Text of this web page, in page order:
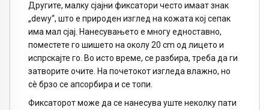
Другите, малку сјајни фиксатори често имаат знак
„dewy“, што е природен изглед на кожата кој сепак
има мал сјај. Нанесувањето е многу едноставно,
поместете го шишето на околу 20 cm од лицето и
испрскајте го. Во исто време, се разбира, треба да ги
затворите очите. На почетокот изгледа влажно, но
сè брзо се апсорбира и се топи.
Фиксаторот може да се нанесува уште неколку пати